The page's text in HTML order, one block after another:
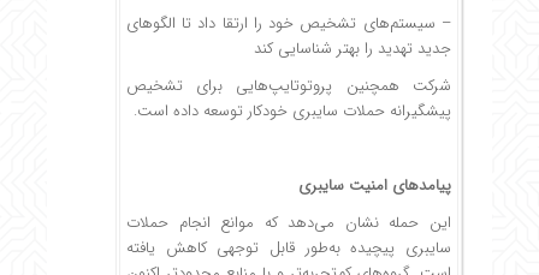
– سیستم‌های تشخیص خود را ارتقا داد تا الگوهای
جدید تهدید را بهتر شناسایی کند
شرکت همچنین پروتوتایپ‌هایی برای تشخیص
پیشگیرانه حملات سایبری خودکار توسعه داده است.
پیامدهای امنیت سایبری
این حمله نشان می‌دهد که موانع انجام حملات
سایبری پیچیده به‌طور قابل توجهی کاهش یافته